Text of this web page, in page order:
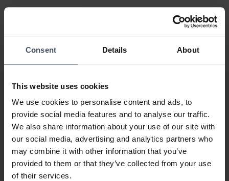
Consent Details About
This website uses cookies
We use cookies to personalise content and ads, to
provide social media features and to analyse our traffic.
We also share information about your use of our site with
our social media, advertising and analytics partners who
may combine it with other information that you’ve
provided to them or that they’ve collected from your use
of their services.
Sur facture et paiement
échelonné (jusqu’à CHF